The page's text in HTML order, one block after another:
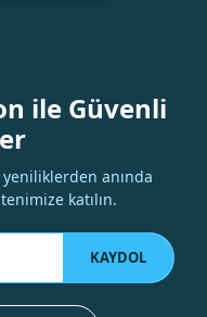
ile Güvenli
anında
katılın.
KAYDOL